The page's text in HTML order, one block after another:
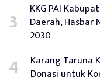
KKG PAI
Daerah, Hasbar
2030
Karang Taruna
Donasi untuk